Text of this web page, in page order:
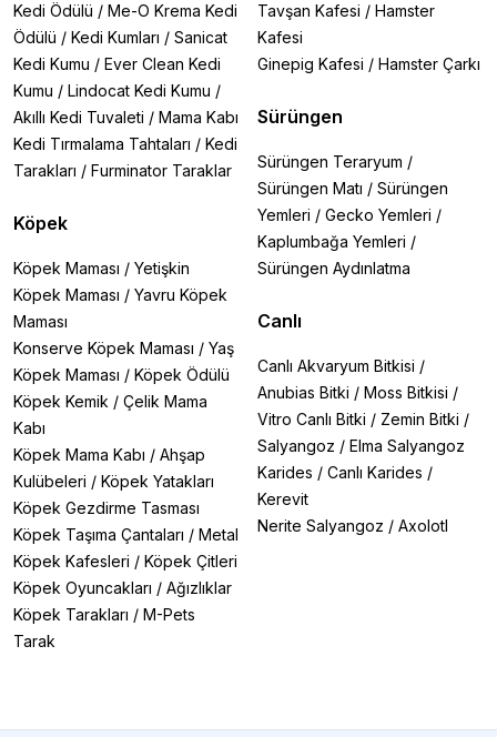
Kedi Ödülü / Me-O Krema Kedi
Ödülü / Kedi Kumları / Sanicat
Kedi Kumu / Ever Clean Kedi
Kumu / Lindocat Kedi Kumu /
Akıllı Kedi Tuvaleti / Mama Kabı
Kedi Tırmalama Tahtaları / Kedi
Tarakları / Furminator Taraklar
Köpek
Köpek Maması / Yetişkin
Köpek Maması / Yavru Köpek
Maması
Konserve Köpek Maması / Yaş
Köpek Maması / Köpek Ödülü
Köpek Kemik / Çelik Mama
Kabı
Köpek Mama Kabı / Ahşap
Kulübeleri / Köpek Yatakları
Köpek Gezdirme Tasması
Köpek Taşıma Çantaları / Metal
Köpek Kafesleri / Köpek Çitleri
Köpek Oyuncakları / Ağızlıklar
Köpek Tarakları / M-Pets
Tarak
Tavşan Kafesi / Hamster
Kafesi
Ginepig Kafesi / Hamster Çarkı
Sürüngen
Sürüngen Teraryum /
Sürüngen Matı / Sürüngen
Yemleri / Gecko Yemleri /
Kaplumbağa Yemleri /
Sürüngen Aydınlatma
Canlı
Canlı Akvaryum Bitkisi /
Anubias Bitki / Moss Bitkisi /
Vitro Canlı Bitki / Zemin Bitki /
Salyangoz / Elma Salyangoz
Karides / Canlı Karides /
Kerevit
Nerite Salyangoz / Axolotl